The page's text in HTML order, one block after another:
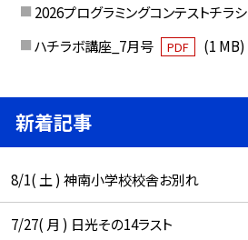
2026プログラミングコンテストチラシ
ハチラボ講座_7月号
PDF (1 MB)
新着記事
8/1( 土 ) 神南小学校校舎お別れ
7/27( 月 ) 日光その14ラスト